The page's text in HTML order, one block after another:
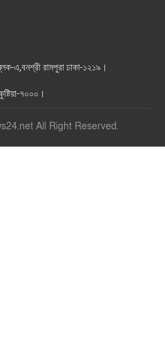
এ,বনশ্রী রামপুরা ঢাকা-১২১৯।
৭০০০।
All Right Reserved.